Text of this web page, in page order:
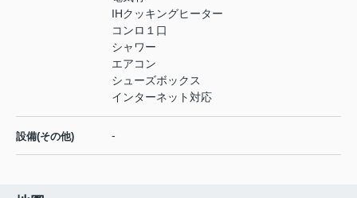
IHクッキングヒーター
コンロ１口
シャワー
エアコン
シューズボックス
インターネット対応
設備(その他) -